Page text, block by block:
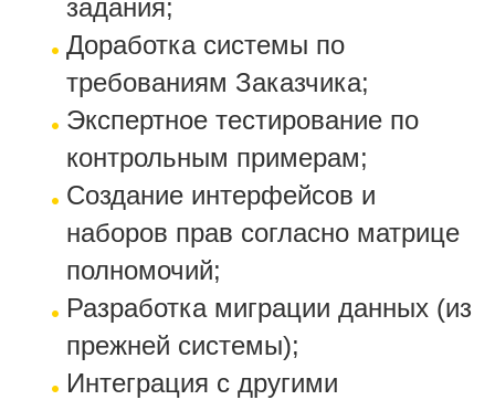
задания;
Доработка системы по
требованиям Заказчика;
Экспертное тестирование по
контрольным примерам;
Создание интерфейсов и
наборов прав согласно матрице
полномочий;
Разработка миграции данных (из
прежней системы);
Интеграция с другими